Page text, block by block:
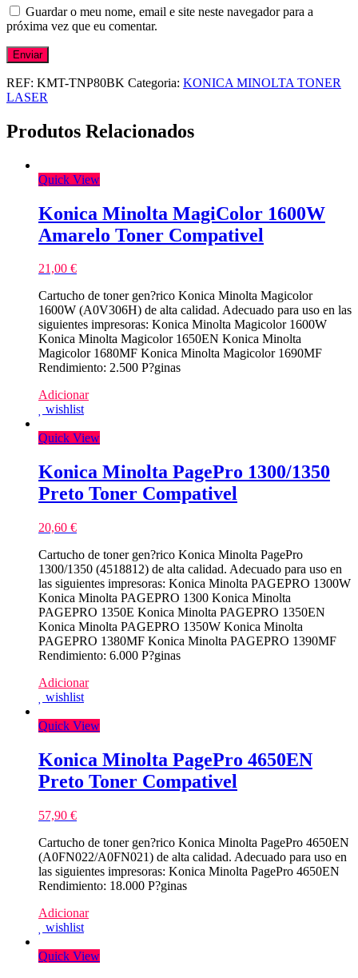
Guardar o meu nome, email e site neste navegador para a
próxima vez que eu comentar.
REF: KMT-TNP80BK Categoria: KONICA MINOLTA TONER
LASER
Produtos Relacionados
Quick View
Konica Minolta MagiColor 1600W
Amarelo Toner Compativel
21,00 €
Cartucho de toner gen?rico Konica Minolta Magicolor
1600W (A0V306H) de alta calidad. Adecuado para uso en las
siguientes impresoras: Konica Minolta Magicolor 1600W
Konica Minolta Magicolor 1650EN Konica Minolta
Magicolor 1680MF Konica Minolta Magicolor 1690MF
Rendimiento: 2.500 P?ginas
Adicionar
wishlist
Quick View
Konica Minolta PagePro 1300/1350
Preto Toner Compativel
20,60 €
Cartucho de toner gen?rico Konica Minolta PagePro
1300/1350 (4518812) de alta calidad. Adecuado para uso en
las siguientes impresoras: Konica Minolta PAGEPRO 1300W
Konica Minolta PAGEPRO 1300 Konica Minolta
PAGEPRO 1350E Konica Minolta PAGEPRO 1350EN
Konica Minolta PAGEPRO 1350W Konica Minolta
PAGEPRO 1380MF Konica Minolta PAGEPRO 1390MF
Rendimiento: 6.000 P?ginas
Adicionar
wishlist
Quick View
Konica Minolta PagePro 4650EN
Preto Toner Compativel
57,90 €
Cartucho de toner gen?rico Konica Minolta PagePro 4650EN
(A0FN022/A0FN021) de alta calidad. Adecuado para uso en
las siguientes impresoras: Konica Minolta PagePro 4650EN
Rendimiento: 18.000 P?ginas
Adicionar
wishlist
Quick View